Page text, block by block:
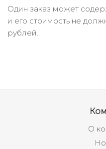
Один заказ может
и его стоимость не
рублей.
О